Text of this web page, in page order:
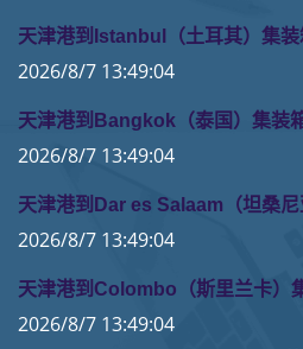
天津港到Istanbul（土耳其）集
2026/8/7 13:49:04
天津港到Bangkok（泰国）集装
2026/8/7 13:49:04
天津港到Dar es Salaam（坦桑
2026/8/7 13:49:04
天津港到Colombo（斯里兰卡）
2026/8/7 13:49:04